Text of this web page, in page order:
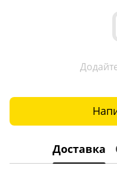
Доставка